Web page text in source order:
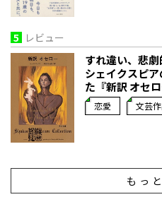
5 レビュー
すれ違い、悲劇
シェイクスピ
た『新訳 オセロ
恋愛 文芸
もっ